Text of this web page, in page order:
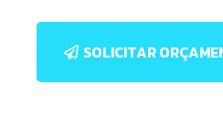
SOLICITAR